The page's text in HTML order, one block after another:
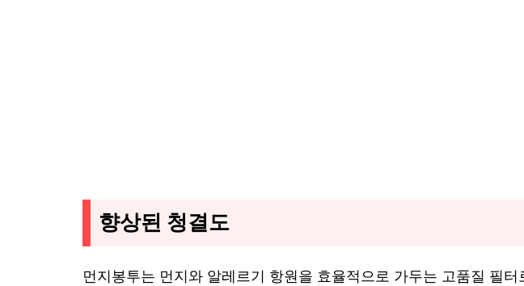
향상된 청결도
먼지봉투는 먼지와 알레르기 항원을 효율적으로 가두는 고품질 필터